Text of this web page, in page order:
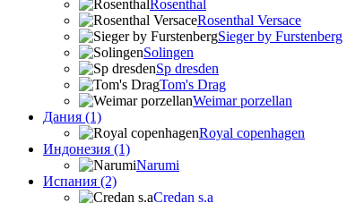
Rosenthal
Rosenthal Versace
Sieger by Furstenberg
Solingen
Sp dresden
Tom's Drag
Weimar porzellan
Дания (1)
Royal copenhagen
Индонезия (1)
Narumi
Испания (2)
Credan s.a